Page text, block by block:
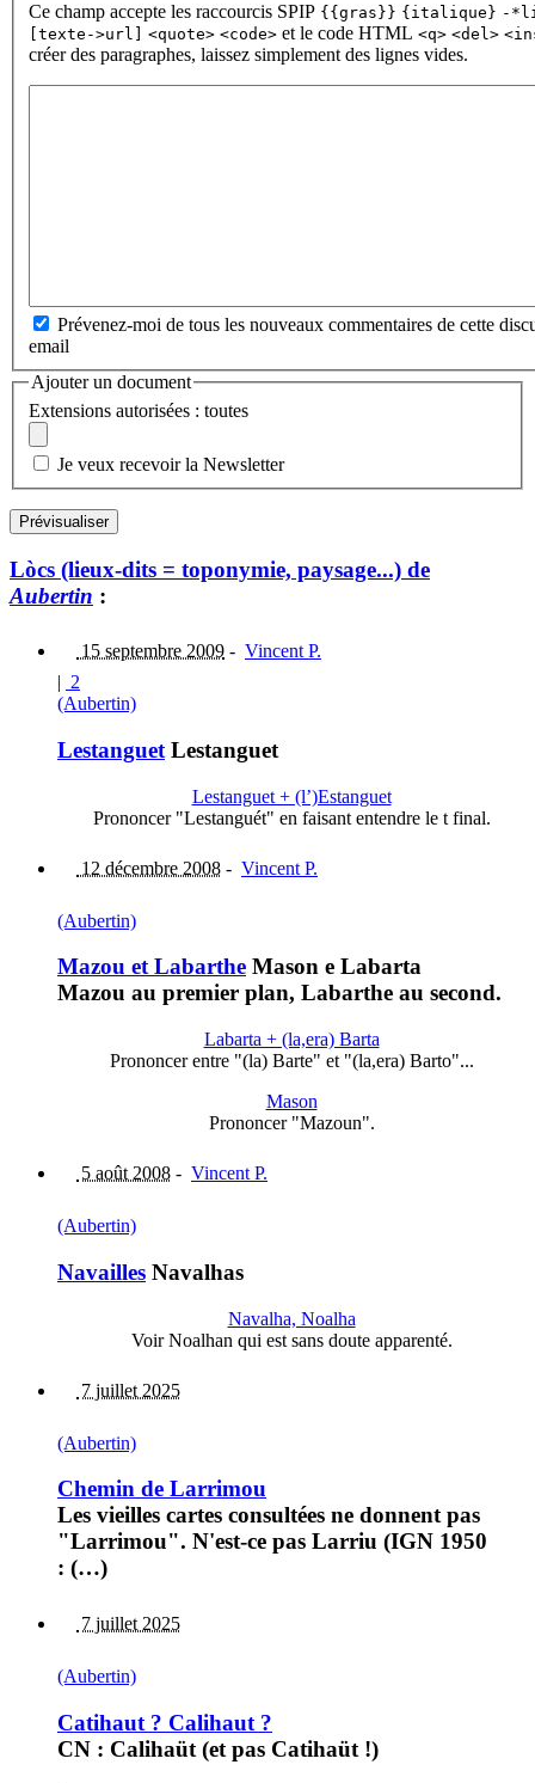
Ce champ accepte les raccourcis SPIP {{gras}} {italique} -
[texte->url]
<quote> <code> et le code HTML <q> <del>
créer des paragraphes, laissez simplement des lignes vides.
Prévenez-moi de tous les nouveaux commentaires de cette
email
Ajouter un document
Extensions autorisées : toutes
Je veux recevoir la Newsletter
Lòcs (lieux-dits = toponymie, paysage...) de
Aubertin :
15 septembre 2009 - Vincent P.
| 2
(Aubertin)
Lestanguet Lestanguet
Lestanguet + (l’)Estanguet
Prononcer "Lestanguét" en faisant entendre le t final.
12 décembre 2008 - Vincent P.
(Aubertin)
Mazou et Labarthe Mason e Labarta
Mazou au premier plan, Labarthe au second.
Labarta + (la,era) Barta
Prononcer entre "(la) Barte" et "(la,era) Barto"...
Mason
Prononcer "Mazoun".
5 août 2008 - Vincent P.
(Aubertin)
Navailles Navalhas
Navalha, Noalha
Voir Noalhan qui est sans doute apparenté.
7 juillet 2025
(Aubertin)
Chemin de Larrimou
Les vieilles cartes consultées ne donnent pas
"Larrimou". N'est-ce pas Larriu (IGN 1950
: (…)
7 juillet 2025
(Aubertin)
Catihaut ? Calihaut ?
CN : Calihaüt (et pas Catihaüt !)